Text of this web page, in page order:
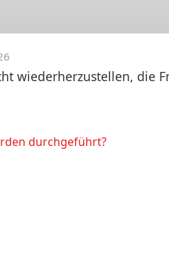
wiederherzustellen, die
durchgeführt?